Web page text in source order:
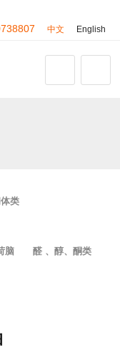
中文 English
类
脑 醛 、醇、酮类